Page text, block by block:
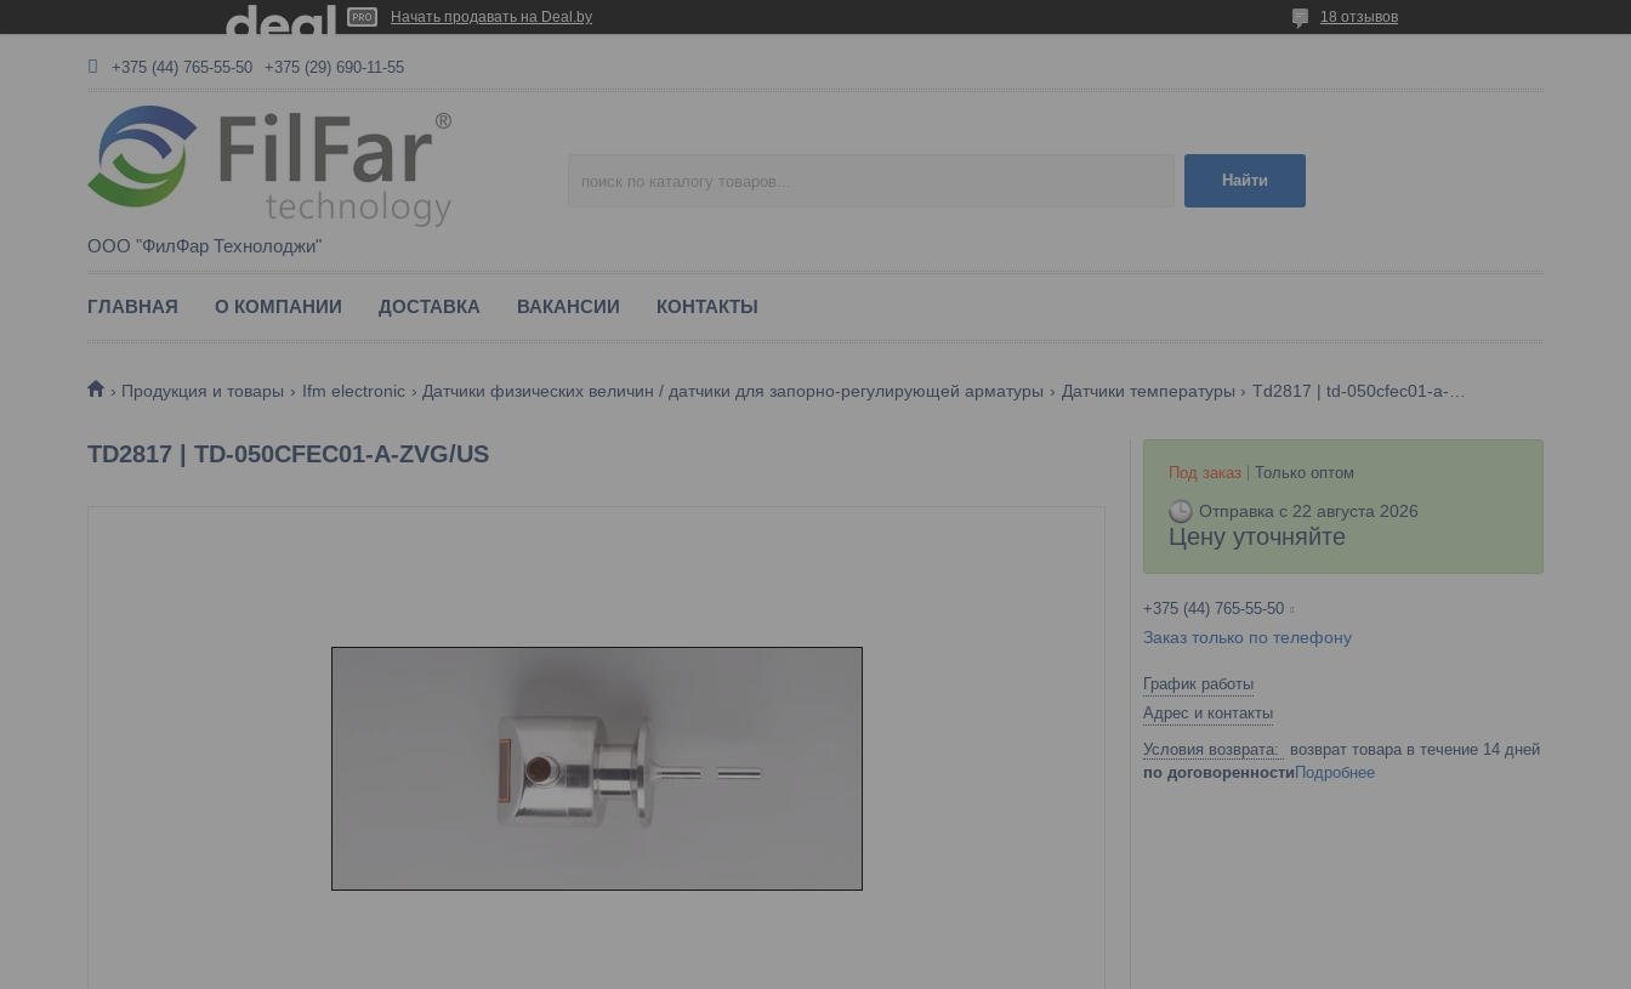
Начать продавать на Deal.by 18 отзывов
+375 (44) 765-55-50 +375 (29) 690-11-55
ООО "ФилФар Технолоджи"
Найти
ГЛАВНАЯ О КОМПАНИИ ДОСТАВКА ВАКАНСИИ КОНТАКТЫ
Продукция и товары Ifm electronic Датчики физических величин / датчики для запорно-регулирующей арматуры Датчики температуры
TD2817 | TD-050CFEC01-A-ZVG/US
Под заказ Только оптом
Отправка с 22 августа 2026
Цену уточняйте
+375 (44) 765-55-50
Заказ только по телефону
График работы
Адрес и контакты
возврат товара в течение 14 дней
по договоренности Подробнее